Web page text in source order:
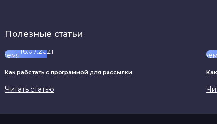
Социальная помощь / Благотворительность
Спортивная сфера / Туризм / Отдых
Строительная сфера / Ремонт /
Строительные материалы / Материалы
Полезные статьи
16.07.2021
Как работать с программой для рассылки
Читать статью